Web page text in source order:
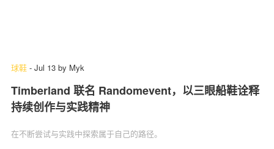
球鞋 - Jul 13 by Myk
Timberland 联名 Randomevent，以三眼船鞋诠释
持续创作与实践精神
在不断尝试与实践中探索属于自己的路径。